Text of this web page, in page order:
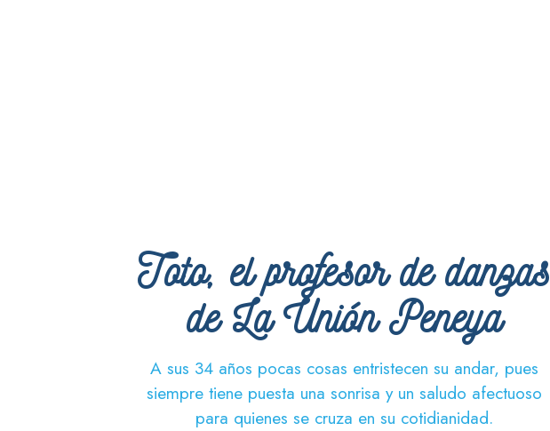
Toto, el profesor de danzas
de La Unión Peneya
A sus 34 años pocas cosas entristecen su andar, pues
siempre tiene puesta una sonrisa y un saludo afectuoso
para quienes se cruza en su cotidianidad.